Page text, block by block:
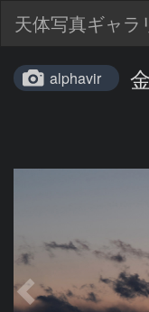
天体写真ギャラ
alphavir